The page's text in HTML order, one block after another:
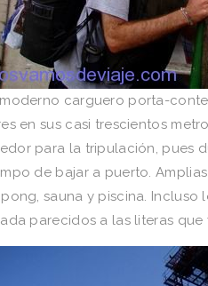
moderno carguero porta-
en sus casi trescientos
para la tripulación, pues
de bajar a puerto.
sauna y piscina. Incluso
parecidos a las literas que